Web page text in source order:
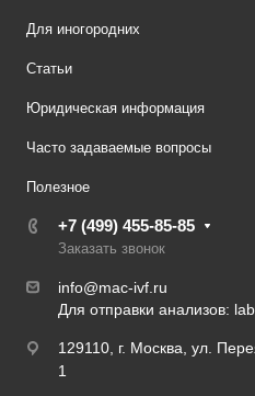
Для иногородних
Статьи
Юридическая информация
Часто задаваемые вопросы
Полезное
+7 (499) 455-85-85
Заказать звонок
info@mac-ivf.ru
Для отправки анализов:
129110, г. Москва, ул.
1